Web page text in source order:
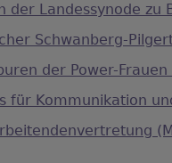
der Landessynode zu
Schwanberg-
der Power-
für Kommunikation